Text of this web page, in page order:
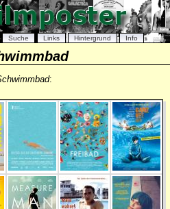
Suche Links Hintergrund Info
: